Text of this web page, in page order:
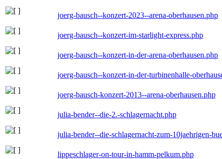
joerg-bausch--konzert-2023--arena-oberhausen.php
joerg-bausch--konzert-im-starlight-express.php
joerg-bausch--konzert-in-der-arena-oberhausen.php
joerg-bausch--konzert-in-der-turbinenhalle-
joerg-bausch-konzert-2013--arena-oberhausen.php
julia-bender--die-2.-schlagernacht.php
julia-bender--die-schlagernacht-zum-10jaehrigen-
lippeschlager-on-tour-in-hamm-pelkum.php